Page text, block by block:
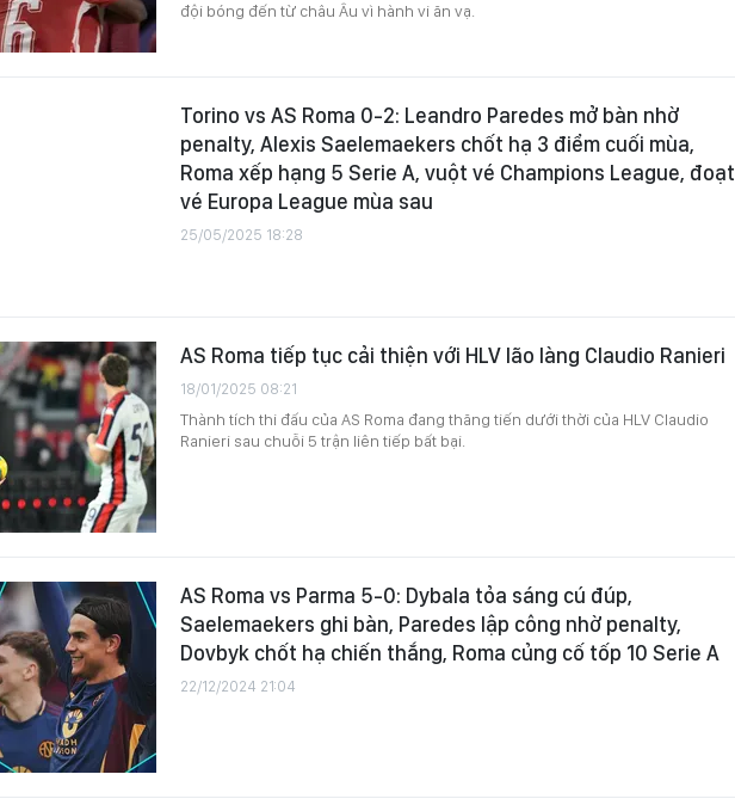
đội bóng đến từ châu Âu vì hành vi ăn vạ.
Torino vs AS Roma 0-2: Leandro Paredes mở bàn nhờ
penalty, Alexis Saelemaekers chốt hạ 3 điểm cuối mùa,
Roma xếp hạng 5 Serie A, vuột vé Champions League, đoạt
vé Europa League mùa sau
25/05/2025 18:28
AS Roma tiếp tục cải thiện với HLV lão làng Claudio Ranieri
18/01/2025 08:21
Thành tích thi đấu của AS Roma đang thăng tiến dưới thời của HLV Claudio
Ranieri sau chuỗi 5 trận liên tiếp bất bại.
AS Roma vs Parma 5-0: Dybala tỏa sáng cú đúp,
Saelemaekers ghi bàn, Paredes lập công nhờ penalty,
Dovbyk chốt hạ chiến thắng, Roma củng cố tốp 10 Serie A
22/12/2024 21:04